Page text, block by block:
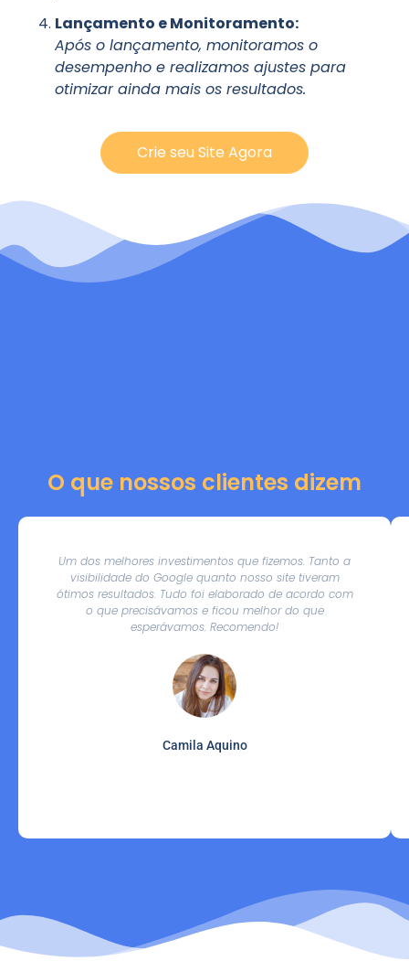
Lançamento e Monitoramento:
Após o lançamento, monitoramos o
desempenho e realizamos ajustes para
otimizar ainda mais os resultados.
Crie seu Site Agora
O que nossos clientes dizem
Um dos melhores investimentos que fizemos. Tanto a
visibilidade do Google quanto nosso site tiveram
ótimos resultados. Tudo foi elaborado de acordo com
o que precisávamos e ficou melhor do que
esperávamos. Recomendo!
Camila Aquino